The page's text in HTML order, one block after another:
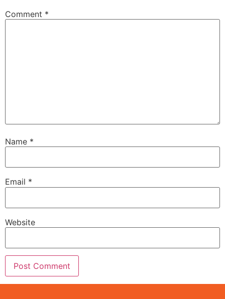
Comment *
Name *
Email *
Website